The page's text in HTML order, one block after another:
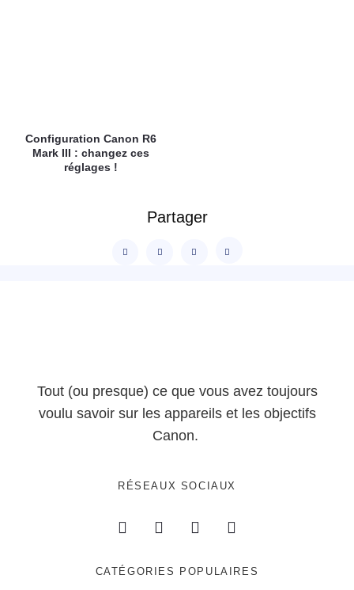
Configuration Canon R6
Mark III : changez ces
réglages !
Partager
Tout (ou presque) ce que vous avez toujours
voulu savoir sur les appareils et les objectifs
Canon.
RÉSEAUX SOCIAUX
CATÉGORIES POPULAIRES